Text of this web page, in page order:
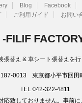
Blog Facebook
ご利用ガイド お問い
-FILIF
張替え & 車シート張替えを
0013 東京都小平市回田
TEL 042-322-4811
致しておりません。事前に